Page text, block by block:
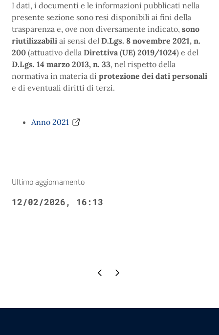
I dati, i documenti e le informazioni pubblicati nella
presente sezione sono resi disponibili ai fini della
trasparenza e, ove non diversamente indicato, sono
riutilizzabili ai sensi del D.Lgs. 8 novembre 2021, n.
200 (attuativo della Direttiva (UE) 2019/1024) e del
D.Lgs. 14 marzo 2013, n. 33, nel rispetto della
normativa in materia di protezione dei dati personali
e di eventuali diritti di terzi.
Anno 2021
Ultimo aggiornamento
12/02/2026, 16:13
Pagina precedente
Pagina successiva